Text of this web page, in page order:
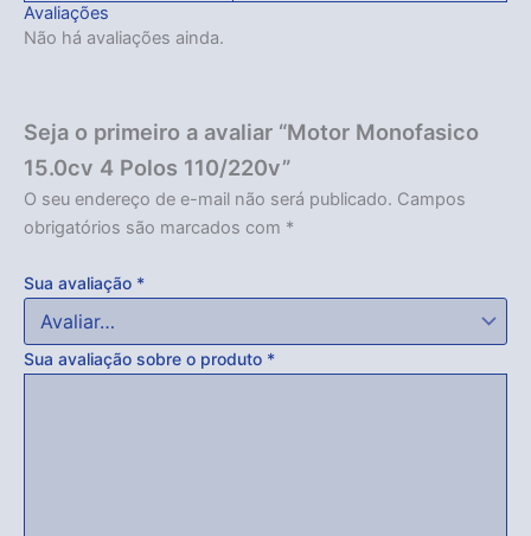
Acabou
Avaliações
Não há avaliações ainda.
Seja o primeiro a avaliar “Motor Monofasico
15.0cv 4 Polos 110/220v”
O seu endereço de e-mail não será publicado. Campos
obrigatórios são marcados com *
Sua avaliação *
Sua avaliação sobre o produto *